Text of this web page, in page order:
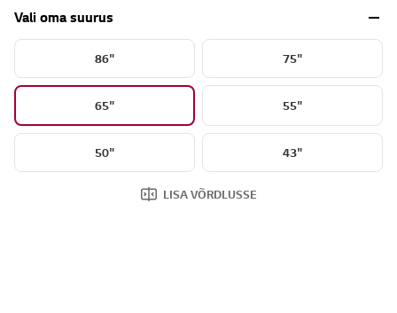
Vali oma suurus
86" 75"
65" 55"
50" 43"
LISA VÕRDLUSSE